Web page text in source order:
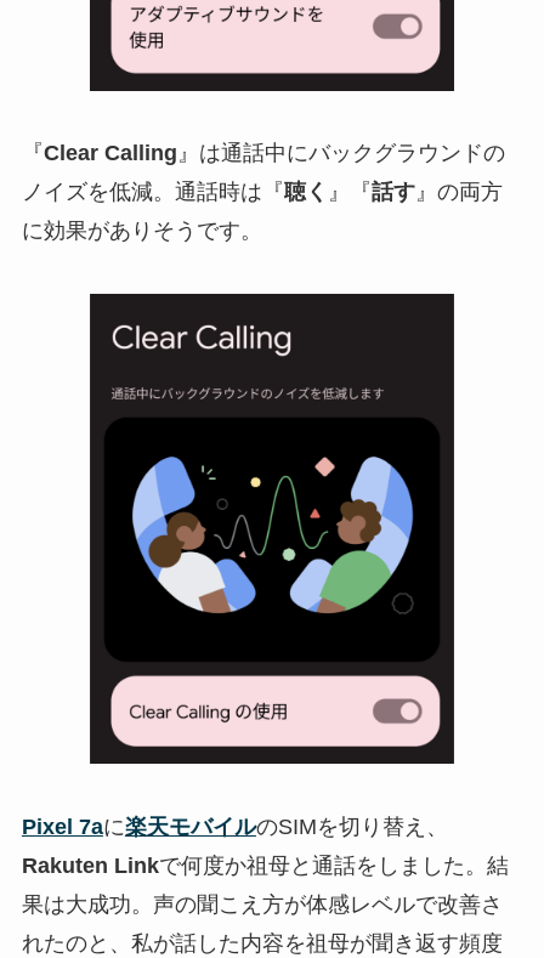
『Clear Calling』は通話中にバックグラウンドの
ノイズを低減。通話時は『聴く 』『話す』の両方
に効果がありそうです。
Pixel 7aに楽天モバイルのSIMを切り替え、
Rakuten Linkで何度か祖母と通話をしました。結
果は大成功。声の聞こえ方が体感レベルで改善さ
れたのと、私が話した内容を祖母が聞き返す頻度